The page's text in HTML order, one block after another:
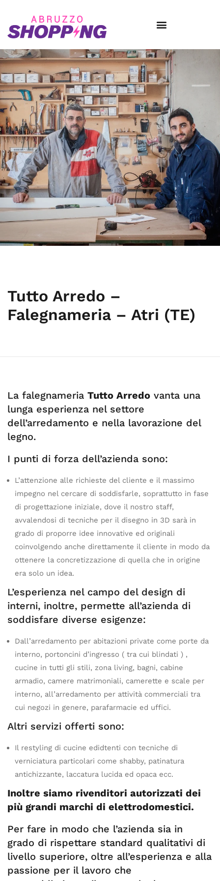
Tutto Arredo –
Falegnameria – Atri (TE)
La falegnameria Tutto Arredo vanta una
lunga esperienza nel settore
dell’arredamento e nella lavorazione del
legno.
I punti di forza dell’azienda sono:
L’attenzione alle richieste del cliente e il massimo
impegno nel cercare di soddisfarle, soprattutto in fase
di progettazione iniziale, dove il nostro staff,
avvalendosi di tecniche per il disegno in 3D sarà in
grado di proporre idee innovative ed originali
coinvolgendo anche direttamente il cliente in modo da
ottenere la concretizzazione di quella che in origine
era solo un idea.
L’esperienza nel campo del design di
interni, inoltre, permette all’azienda di
soddisfare diverse esigenze:
Dall’arredamento per abitazioni private come porte da
interno, portoncini d’ingresso ( tra cui blindati ) ,
cucine in tutti gli stili, zona living, bagni, cabine
armadio, camere matrimoniali, camerette e scale per
interno, all’arredamento per attività commerciali tra
cui negozi in genere, parafarmacie ed uffici.
Altri servizi offerti sono:
Il restyling di cucine edidtenti con tecniche di
verniciatura particolari come shabby, patinatura
antichizzante, laccatura lucida ed opaca ecc.
Inoltre siamo rivenditori autorizzati dei
più grandi marchi di elettrodomestici.
Per fare in modo che l’azienda sia in
grado di rispettare standard qualitativi di
livello superiore, oltre all’esperienza e alla
passione per il lavoro che